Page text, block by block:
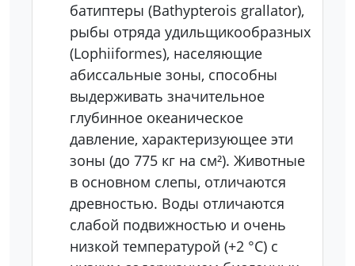
батиптеры (Bathypterois grallator),
рыбы отряда удильщикообразных
(Lophiiformes), населяющие
абиссальные зоны, способны
выдерживать значительное
глубинное океаническое
давление, характеризующее эти
зоны (до 775 кг на см²). Животные
в основном слепы, отличаются
древностью. Воды отличаются
слабой подвижностью и очень
низкой температурой (+2 °C) c